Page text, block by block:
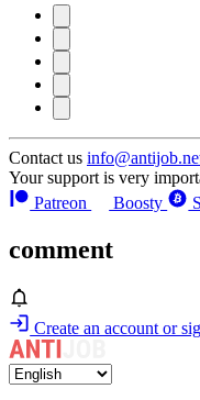
Contact us
Your support is very
Patreon
Boosty
comment
Create an account or